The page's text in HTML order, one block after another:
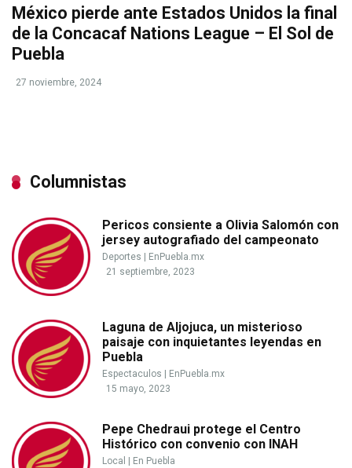
México pierde ante Estados Unidos la final
de la Concacaf Nations League – El Sol de
Puebla
27 noviembre, 2024
Columnistas
Pericos consiente a Olivia Salomón con
jersey autografiado del campeonato
Deportes
EnPuebla.mx
21 septiembre, 2023
Laguna de Aljojuca, un misterioso
paisaje con inquietantes leyendas en
Puebla
Espectaculos
EnPuebla.mx
15 mayo, 2023
Pepe Chedraui protege el Centro
Histórico con convenio con INAH
Local
En Puebla